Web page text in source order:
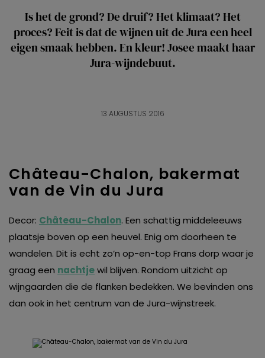
Is het de grond? De druif? Het klimaat? Het
proces? Feit is dat de wijnen uit de Jura een heel
eigen smaak hebben. En kleur! Josee maakt haar
Jura-wijndebuut.
13 AUGUSTUS 2016
Château-Chalon, bakermat
van de Vin du Jura
Decor: Château-Chalon. Een schattig middeleeuws
plaatsje boven op een heuvel. Enig om doorheen te
wandelen. Dit is echt zo’n op-en-top Frans dorp waar je
graag een nachtjewil blijven. Rondom uitzicht op
wijngaarden die de flanken bedekken. We bevinden ons
dan ook in het centrum van de Jura-wijnstreek.